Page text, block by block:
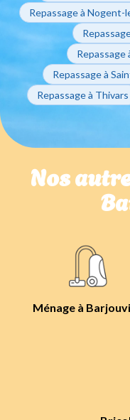
Repassage à Nogent-
Repassage
Repassage à
Repassage à Thivars
Nos
Ménage à